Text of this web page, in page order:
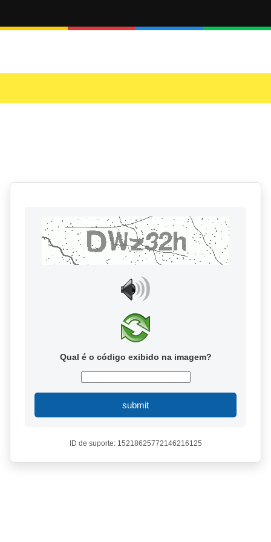
Qual é o código exibido na imagem?
submit
ID de suporte: 15218625772146216125